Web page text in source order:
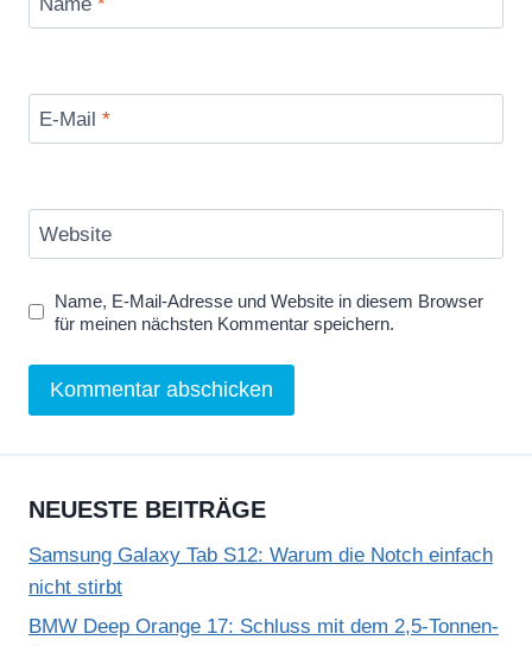
E-Mail *
Website
Name, E-Mail-Adresse und Website in diesem Browser
für meinen nächsten Kommentar speichern.
NEUESTE BEITRÄGE
Samsung Galaxy Tab S12: Warum die Notch einfach
nicht stirbt
BMW Deep Orange 17: Schluss mit dem 2,5-Tonnen-